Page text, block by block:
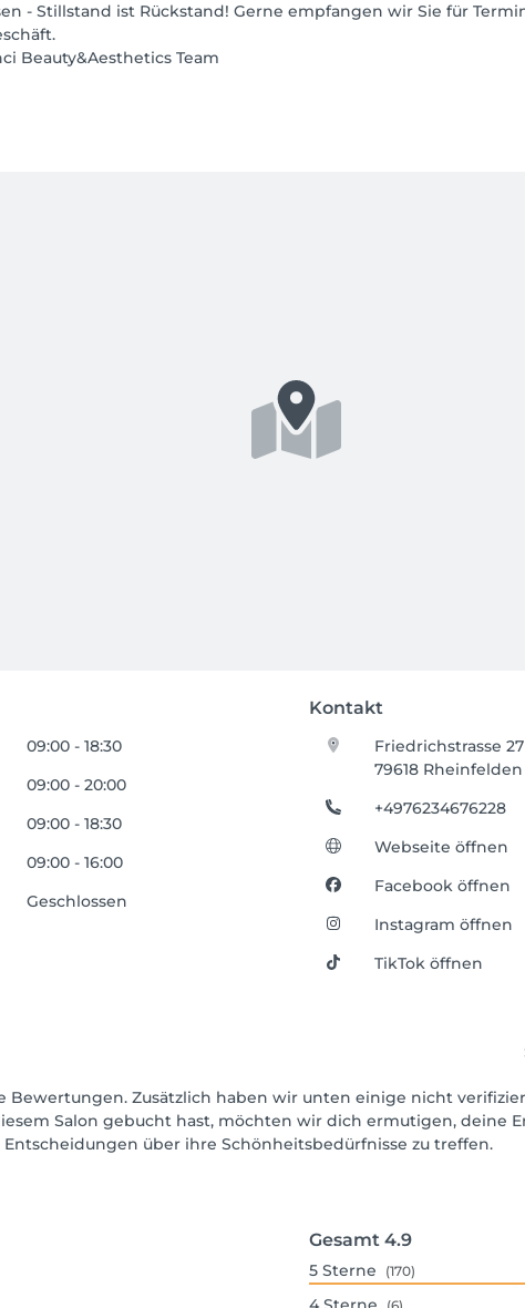
- Stillstand ist Rückstand! Gerne empfangen wir Sie für
Beauty&Aesthetics Team
Kontakt
09:00 - 18:30
09:00 - 20:00
09:00 - 18:30
09:00 - 16:00
Geschlossen
Friedrichstrasse 27
79618 Rheinfelden
+4976234676228
Webseite öffnen
Facebook öffnen
Instagram öffnen
TikTok öffnen
Bewertungen. Zusätzlich haben wir unten einige nicht
Salon gebucht hast, möchten wir dich ermutigen, deine
über ihre Schönheitsbedürfnisse zu treffen.
Gesamt 4.9
5 Sterne (170)